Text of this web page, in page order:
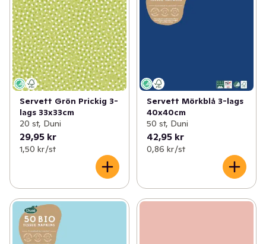
Servett Grön Prickig 3-
lags 33x33cm
20 st, Duni
29,95 kr
1,50 kr /st
Servett Mörkblå 3-lags
40x40cm
50 st, Duni
42,95 kr
0,86 kr /st